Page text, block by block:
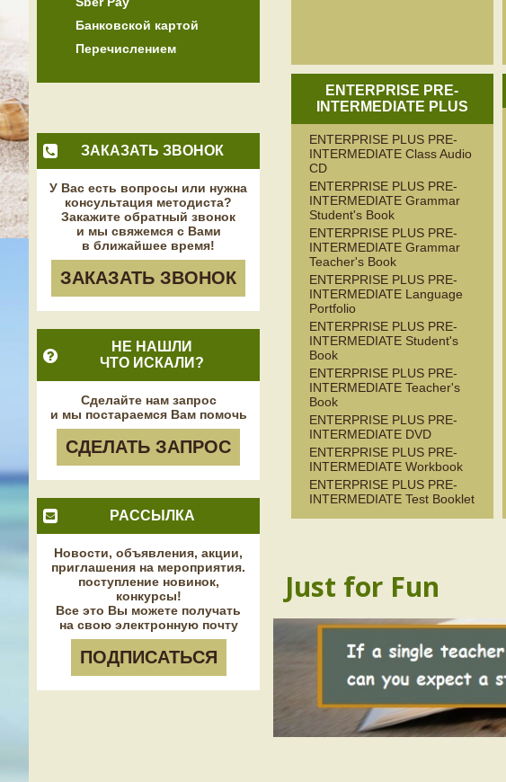
Банковской картой
Перечислением
ЗАКАЗАТЬ ЗВОНОК
У Вас есть вопросы или нужна
консультация методиста?
Закажите обратный звонок
и мы свяжемся с Вами
в ближайшее время!
ЗАКАЗАТЬ ЗВОНОК
НЕ НАШЛИ
ЧТО ИСКАЛИ?
Сделайте нам запрос
и мы постараемся Вам помочь
СДЕЛАТЬ ЗАПРОС
РАССЫЛКА
Новости, объявления, акции,
приглашения на мероприятия.
поступление новинок,
конкурсы!
Все это Вы можете получать
на свою электронную почту
ПОДПИСАТЬСЯ
ENTERPRISE PRE-
INTERMEDIATE PLUS
ENTERPRISE PLUS PRE-
INTERMEDIATE Class Audio
CD
ENTERPRISE PLUS PRE-
INTERMEDIATE Grammar
Student's Book
ENTERPRISE PLUS PRE-
INTERMEDIATE Grammar
Teacher's Book
ENTERPRISE PLUS PRE-
INTERMEDIATE Language
Portfolio
ENTERPRISE PLUS PRE-
INTERMEDIATE Student's
Book
ENTERPRISE PLUS PRE-
INTERMEDIATE Teacher's
Book
ENTERPRISE PLUS PRE-
INTERMEDIATE DVD
ENTERPRISE PLUS PRE-
INTERMEDIATE Workbook
ENTERPRISE PLUS PRE-
INTERMEDIATE Test Booklet
Just for Fun